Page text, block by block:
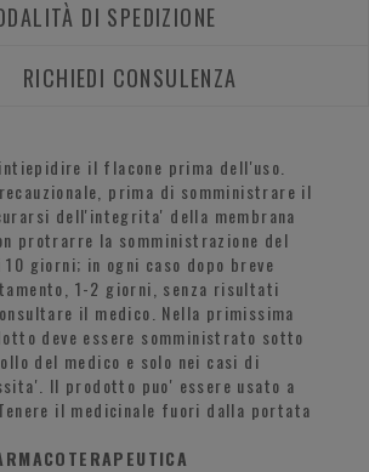
DI SPEDIZIONE
RICHIEDI CONSULENZA
il flacone prima dell'uso.
prima di somministrare il
dell'integrita' della membrana
protrarre la somministrazione del
giorni; in ogni caso dopo breve
1-2 giorni, senza risultati
il medico. Nella primissima
deve essere somministrato sotto
del medico e solo nei casi di
Il prodotto puo' essere usato a
il medicinale fuori dalla portata